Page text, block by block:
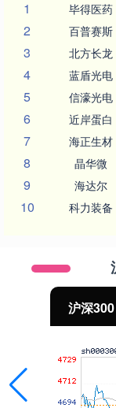
1
毕得医药
2 百普赛斯
3 北方长龙
4 蓝盾光电
5 信濠光电
6 近岸蛋白
7 海正生材
8 晶华微
9 海达尔
10 科力装备